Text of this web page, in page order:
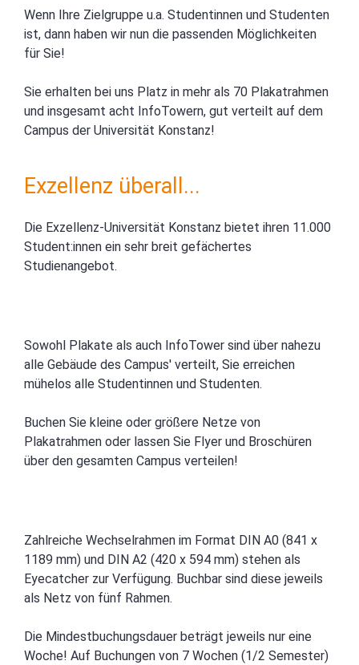
Wenn Ihre Zielgruppe u.a. Studentinnen und Studenten
ist, dann haben wir nun die passenden Möglichkeiten
für Sie!
Sie erhalten bei uns Platz in mehr als 70 Plakatrahmen
und insgesamt acht InfoTowern, gut verteilt auf dem
Campus der Universität Konstanz!
Exzellenz überall...
Die Exzellenz-Universität Konstanz bietet ihren 11.000
Student:innen ein sehr breit gefächertes
Studienangebot.
Sowohl Plakate als auch InfoTower sind über nahezu
alle Gebäude des Campus' verteilt, Sie erreichen
mühelos alle Studentinnen und Studenten.
Buchen Sie kleine oder größere Netze von
Plakatrahmen oder lassen Sie Flyer und Broschüren
über den gesamten Campus verteilen!
Zahlreiche Wechselrahmen im Format DIN A0 (841 x
1189 mm) und DIN A2 (420 x 594 mm) stehen als
Eyecatcher zur Verfügung. Buchbar sind diese jeweils
als Netz von fünf Rahmen.
Die Mindestbuchungsdauer beträgt jeweils nur eine
Woche! Auf Buchungen von 7 Wochen (1/2 Semester)